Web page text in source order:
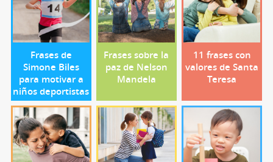
Frases de
Simone Biles
para motivar a
niños deportistas
Frases sobre la
paz de Nelson
Mandela
11 frases con
valores de Santa
Teresa